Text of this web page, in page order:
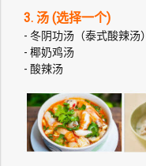
3. 汤 (选择一个)
- 冬阴功汤（泰式酸辣汤）
- 椰奶鸡汤
- 酸辣汤